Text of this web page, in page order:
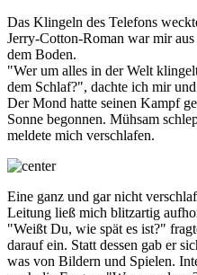
Das Klingeln des Telefons
Jerry-Cotton-Roman war mir
dem Boden.
"Wer um alles in der Welt
dem Schlaf?", dachte ich mir
Der Mond hatte seinen Kampf
Sonne begonnen. Mühsam
meldete mich verschlafen.
Eine ganz und gar nicht
Leitung ließ mich blitzartig
"Weißt Du, wie spät es ist?"
darauf ein. Statt dessen gab er
was von Bildern und Spielen.